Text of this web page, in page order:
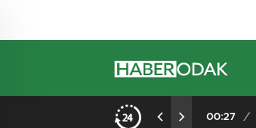
00:27 /